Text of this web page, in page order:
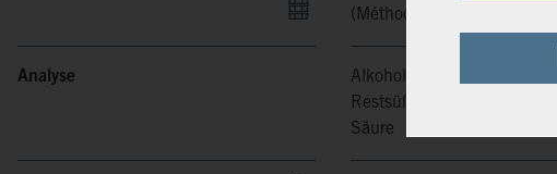
(Méthode Champenoise).
Analyse Alkoholgehalt
Restsüße
Säure